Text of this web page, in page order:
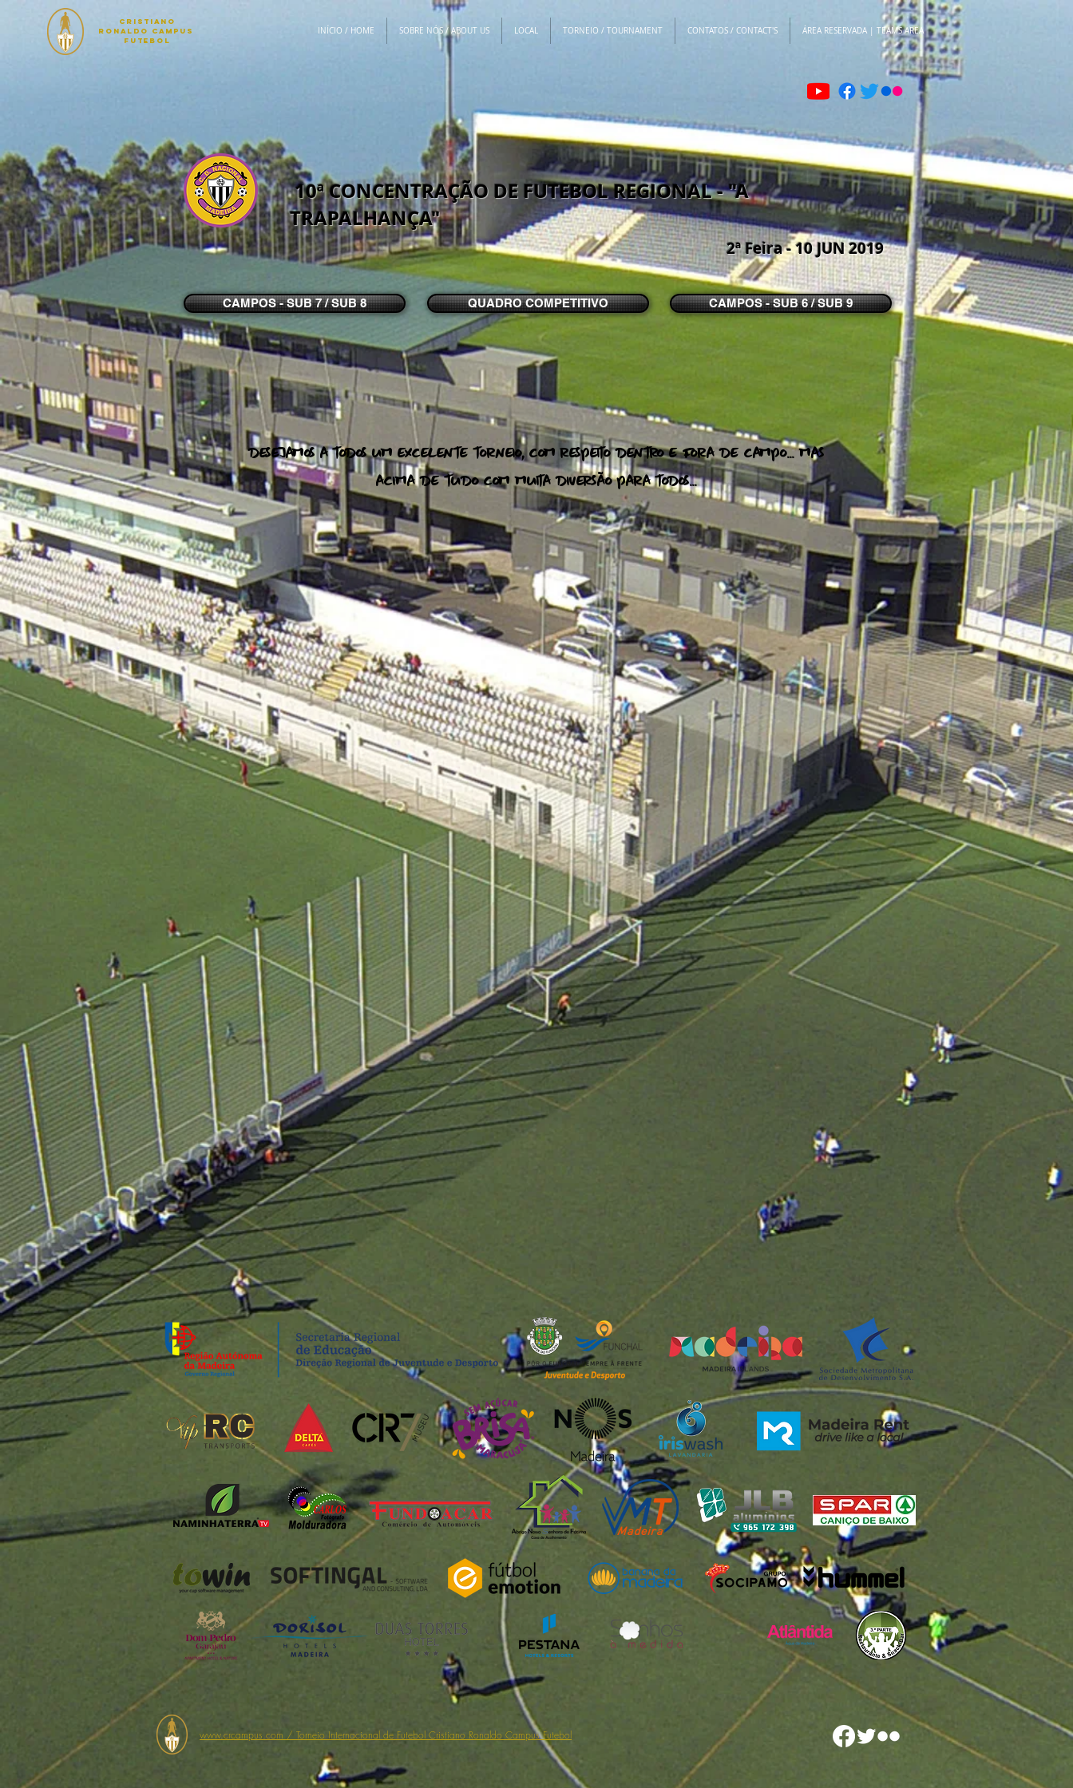
INÍCIO / HOME SOBRE NÓS / ABOUT US LOCAL TORNEIO / TOURNAMENT CONTATOS / CONTACT'S ÁREA RESERVADA | TEAMS AREA
CRISTIANO
RONALDO CAMPUS
Futebol
10ª CONCENTRAÇÃO DE FUTEBOL REGIONAL - "A
TRAPALHANÇA"
2ª Feira - 10 JUN 2019
CAMPOS - SUB 7 / SUB 8 QUADRO COMPETITIVO CAMPOS - SUB 6 / SUB 9
DESEJAMOS A TODOS UM EXCELENTE TORNEIO, COM RESPEITO DENTRO E FORA DE CAMPO... MAS
ACIMA DE TUDO COM MUITA DIVERSÃO PARA TODOS...
www.crcampus.com / Torneio Internacional de Futebol Cristiano Ronaldo Campus Futebol